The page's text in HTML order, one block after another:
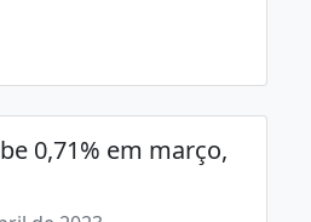
0,71% em março,